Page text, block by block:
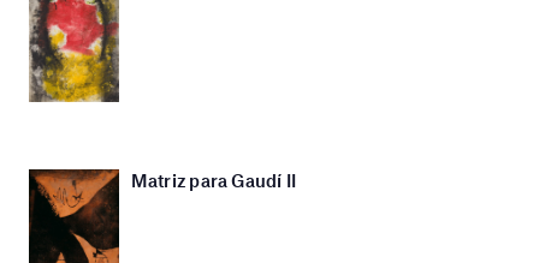
Matriz para Gaudí II